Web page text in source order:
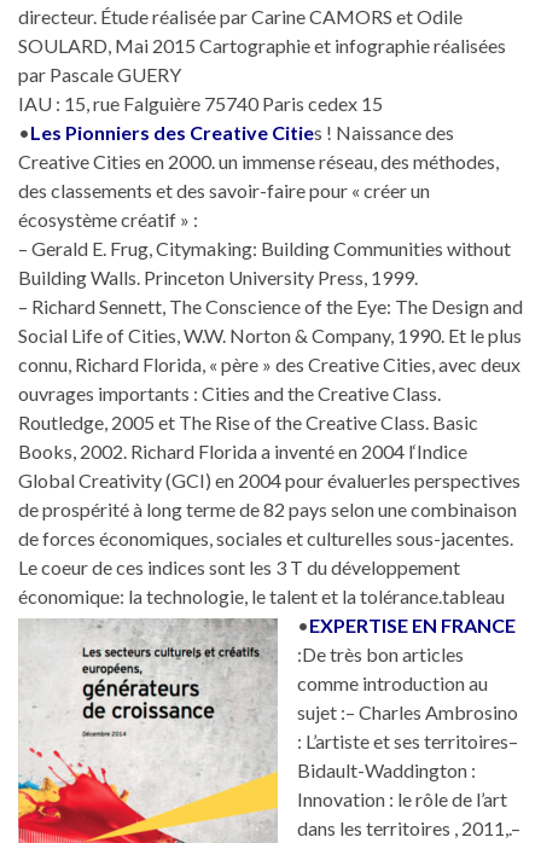
directeur. Étude réalisée par Carine CAMORS et Odile
SOULARD, Mai 2015 Cartographie et infographie réalisées
par Pascale GUERY
IAU : 15, rue Falguière 75740 Paris cedex 15
•Les Pionniers des Creative Cities ! Naissance des
Creative Cities en 2000. un immense réseau, des méthodes,
des classements et des savoir-faire pour « créer un
écosystème créatif » :
– Gerald E. Frug, Citymaking: Building Communities without
Building Walls. Princeton University Press, 1999.
– Richard Sennett, The Conscience of the Eye: The Design and
Social Life of Cities, W.W. Norton & Company, 1990. Et le plus
connu, Richard Florida, « père » des Creative Cities, avec deux
ouvrages importants : Cities and the Creative Class.
Routledge, 2005 et The Rise of the Creative Class. Basic
Books, 2002. Richard Florida a inventé en 2004 l‘Indice
Global Creativity (GCI) en 2004 pour évaluerles perspectives
de prospérité à long terme de 82 pays selon une combinaison
de forces économiques, sociales et culturelles sous-jacentes.
Le coeur de ces indices sont les 3 T du développement
économique: la technologie, le talent et la tolérance.tableau
•EXPERTISE EN FRANCE
:De très bon articles
comme introduction au
sujet :– Charles Ambrosino
: L’artiste et ses territoires–
Bidault-Waddington :
Innovation : le rôle de l’art
dans les territoires , 2011,.–